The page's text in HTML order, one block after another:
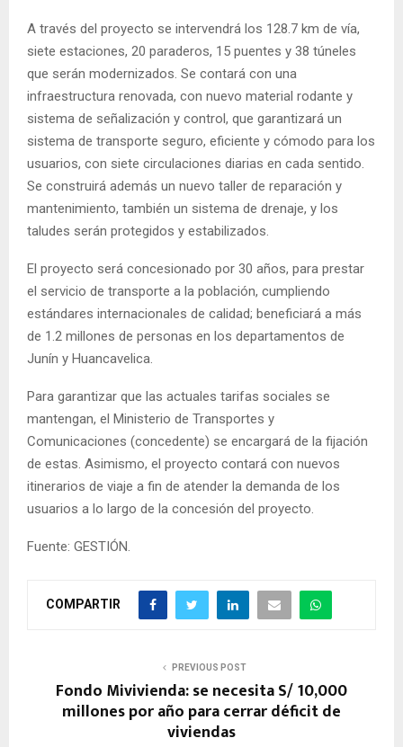
A través del proyecto se intervendrá los 128.7 km de vía,
siete estaciones, 20 paraderos, 15 puentes y 38 túneles
que serán modernizados. Se contará con una
infraestructura renovada, con nuevo material rodante y
sistema de señalización y control, que garantizará un
sistema de transporte seguro, eficiente y cómodo para los
usuarios, con siete circulaciones diarias en cada sentido.
Se construirá además un nuevo taller de reparación y
mantenimiento, también un sistema de drenaje, y los
taludes serán protegidos y estabilizados.
El proyecto será concesionado por 30 años, para prestar
el servicio de transporte a la población, cumpliendo
estándares internacionales de calidad; beneficiará a más
de 1.2 millones de personas en los departamentos de
Junín y Huancavelica.
Para garantizar que las actuales tarifas sociales se
mantengan, el Ministerio de Transportes y
Comunicaciones (concedente) se encargará de la fijación
de estas. Asimismo, el proyecto contará con nuevos
itinerarios de viaje a fin de atender la demanda de los
usuarios a lo largo de la concesión del proyecto.
Fuente: GESTIÓN.
COMPARTIR
PREVIOUS POST
Fondo Mivivienda: se necesita S/ 10,000
millones por año para cerrar déficit de
viviendas